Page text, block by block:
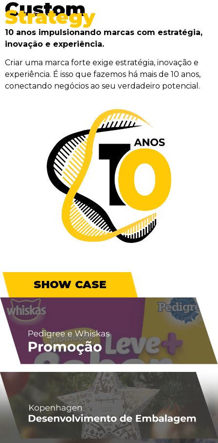
Custom
Strategy
10 anos impulsionando marcas com estratégia,
inovação e experiência.
Criar uma marca forte exige estratégia, inovação e
experiência. É isso que fazemos há mais de 10 anos,
conectando negócios ao seu verdadeiro potencial.
SHOW CASE